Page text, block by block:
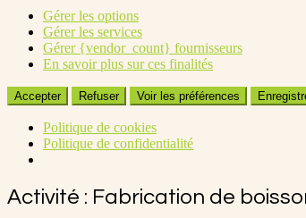
Gérer les options
Gérer les services
Gérer {vendor_count} fournisseurs
En savoir plus sur ces finalités
Accepter Refuser Voir les préférences
Politique de cookies
Politique de confidentialité
Activité : Fabrication de